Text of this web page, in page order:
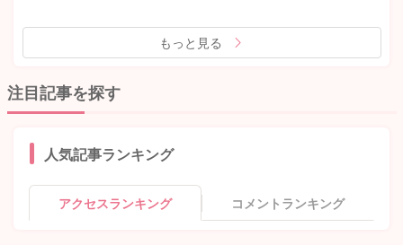
もっと見る
注目記事を探す
人気記事ランキング
アクセスランキング コメントランキング